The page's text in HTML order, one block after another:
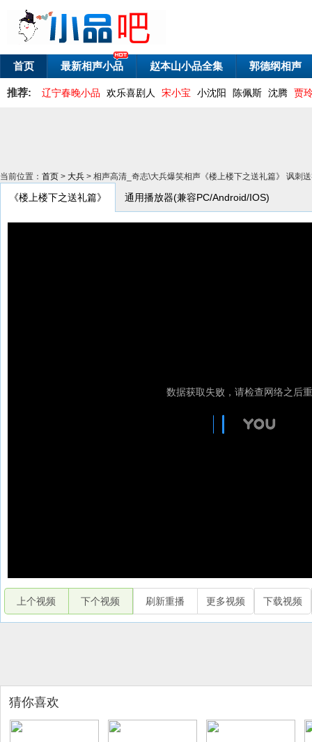
首页 最新相声小品 赵本山小品全集 郭德纲相声
推荐: 辽宁春晚小品 欢乐喜剧人 宋小宝 小沈阳 陈佩斯 沈腾 贾
当前位置： 首页 > 大兵 > 相声高清_奇志\大兵爆笑相声《楼上楼下之送礼篇》 讽刺
《楼上楼下之送礼篇》 通用播放器(兼容PC/Android/IOS)
上个视频 下个视频 刷新重播 更多视频 下载视频
猜你喜欢